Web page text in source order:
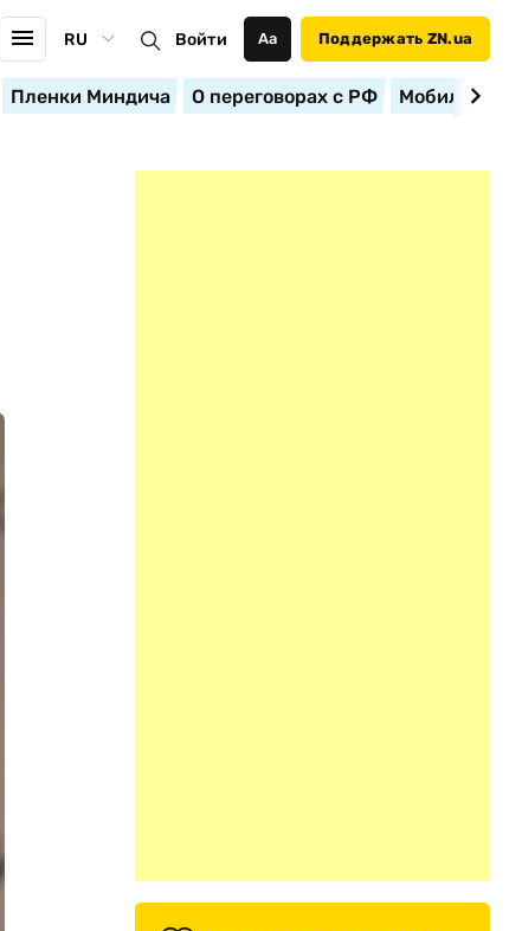
RU Войти Аа Поддержать ZN.ua
Пленки Миндича О переговорах с РФ